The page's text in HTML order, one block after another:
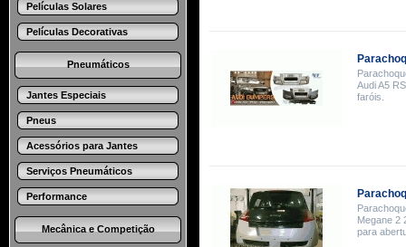
Películas Solares
Películas Decorativas
Pneumáticos
Jantes Especiais
Pneus
Acessórios para Jantes
Serviços Pneumáticos
Performance
Mecânica e Competição
Audi A5
faróis.
Megane 2
para